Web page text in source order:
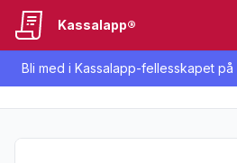
Bli med i Kassalapp-fellesskapet på
Kassalapp®